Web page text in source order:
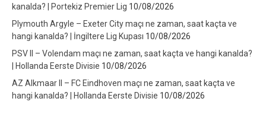
kanalda? | Portekiz Premier Lig 10/08/2026
Plymouth Argyle – Exeter City maçı ne zaman, saat kaçta ve
hangi kanalda? | İngiltere Lig Kupası 10/08/2026
PSV II – Volendam maçı ne zaman, saat kaçta ve hangi kanalda?
| Hollanda Eerste Divisie 10/08/2026
AZ Alkmaar II – FC Eindhoven maçı ne zaman, saat kaçta ve
hangi kanalda? | Hollanda Eerste Divisie 10/08/2026